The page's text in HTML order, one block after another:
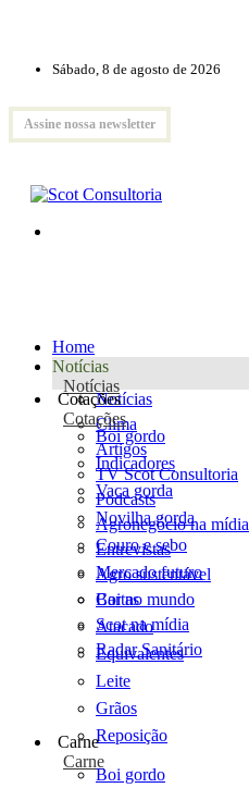
Sábado, 8 de agosto de 2026
Assine nossa newsletter
Home
Notícias
Notícias
Notícias
Clima
Artigos
TV Scot Consultoria
Podcasts
Agronegócio na mídia
Entrevistas
Agro sustentável
Cartas
Scot na mídia
Radar Sanitário
Cotações
Cotações
Boi gordo
Indicadores
Vaca gorda
Novilha gorda
Couro e sebo
Mercado futuro
Boi no mundo
Atacado
Equivalentes
Leite
Grãos
Reposição
Carne
Carne
Boi gordo